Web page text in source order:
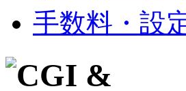
手数料・設